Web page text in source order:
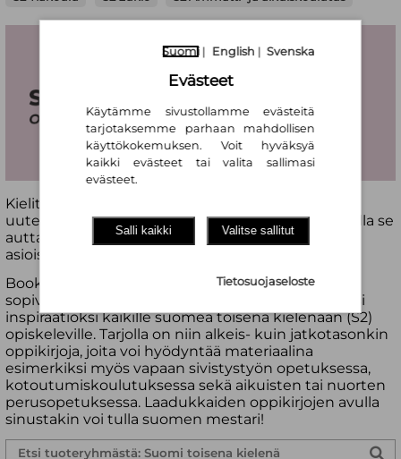
Kielitaito helpottaa sopeutumista ja tutustumista
uuteen ympäristöön, kulttuuriin ja ihmisiin. Samalla se
auttaa selviämään arjen lukuisista tilanteista ja
asioista.
Booky tarjoaa kattavan määrän oppikirjoja, jotka
sopivat opiskeluiden tietolähteeksi ja innostavaksi
inspiraatioksi kaikille suomea toisena kielenään (S2)
opiskeleville. Tarjolla on niin alkeis- kuin jatkotasonkin
oppikirjoja, joita voi hyödyntää materiaalina
esimerkiksi myös vapaan sivistystyön opetuksessa,
kotoutumiskoulutuksessa sekä aikuisten tai nuorten
perusopetuksessa. Laadukkaiden oppikirjojen avulla
sinustakin voi tulla suomen mestari!
Suomi | English | Svenska
Evästeet
Käytämme sivustollamme evästeitä
tarjotaksemme parhaan mahdollisen
käyttökokemuksen. Voit hyväksyä
kaikki evästeet tai valita sallimasi
evästeet.
Salli kaikki Valitse sallitut
Tietosuojaseloste